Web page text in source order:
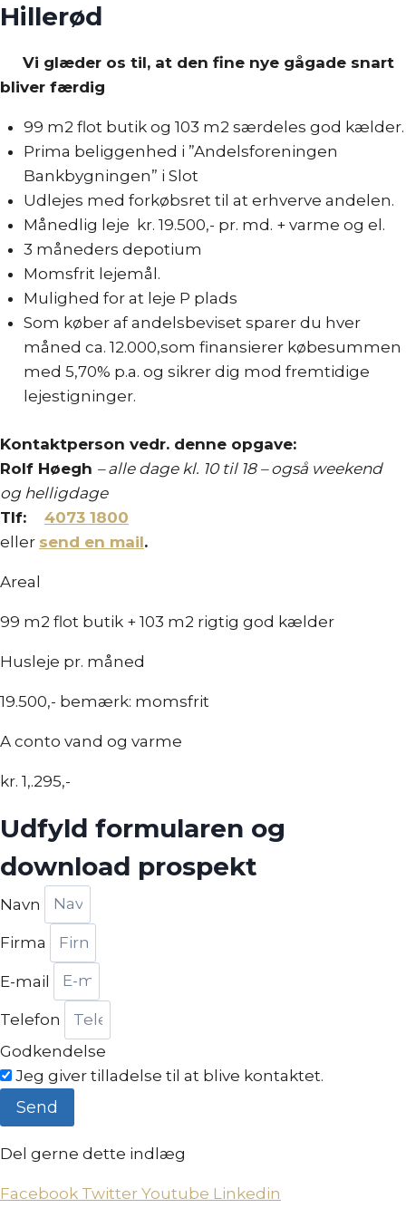
Hillerød
Vi glæder os til, at den fine nye gågade snart
bliver færdig
99 m2 flot butik og 103 m2 særdeles god kælder.
Prima beliggenhed i ”Andelsforeningen
Bankbygningen” i Slot
Udlejes med forkøbsret til at erhverve andelen.
Månedlig leje kr. 19.500,- pr. md. + varme og el.
3 måneders depotium
Momsfrit lejemål.
Mulighed for at leje P plads
Som køber af andelsbeviset sparer du hver
måned ca. 12.000,som finansierer købesummen
med 5,70% p.a. og sikrer dig mod fremtidige
lejestigninger.
Kontaktperson vedr. denne opgave:
Rolf Høegh – alle dage kl. 10 til 18 – også weekend
og helligdage
Tlf: 4073 1800
eller send en mail.
Areal
99 m2 flot butik + 103 m2 rigtig god kælder
Husleje pr. måned
19.500,- bemærk: momsfrit
A conto vand og varme
kr. 1,.295,-
Udfyld formularen og
download prospekt
Navn
Firma
E-mail
Telefon
Godkendelse
Jeg giver tilladelse til at blive kontaktet.
Send
Del gerne dette indlæg
Facebook Twitter Youtube Linkedin